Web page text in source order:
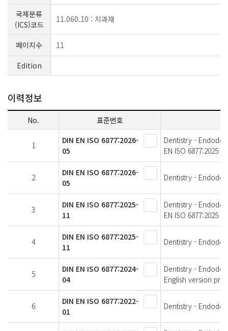
국제분류
(ICS)코드
11.060.10 : 치과재
페이지수
11
Edition
이력정보
No. 표준번호
1
DIN EN ISO 6877:2026-
05
Dentistry -
EN ISO 6877:2025
2
DIN EN ISO 6877:2026-
05
Dentistry -
3
DIN EN ISO 6877:2025-
11
Dentistry -
EN ISO 6877:2025
4
DIN EN ISO 6877:2025-
11
Dentistry -
5
DIN EN ISO 6877:2024-
04
Dentistry -
English version
6
DIN EN ISO 6877:2022-
01
Dentistry -